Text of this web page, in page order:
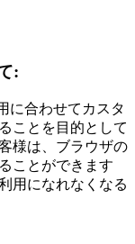
:
に合わせてカスタ
ことを目的として
様は、ブラウザの
ことができます
用になれなくなる